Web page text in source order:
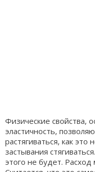
Физические свойства,
эластичность,
растягиваться, как
застывания
этого не будет. Расход